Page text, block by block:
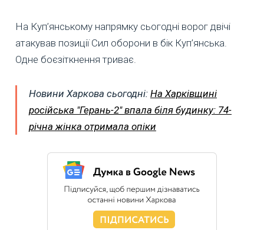
На Куп’янському напрямку сьогодні ворог двічі
атакував позиції Сил оборони в бік Куп’янська.
Одне боєзіткнення триває.
Новини Харкова сьогодні: На Харківщині
російська "Герань-2" впала біля будинку: 74-
річна жінка отримала опіки